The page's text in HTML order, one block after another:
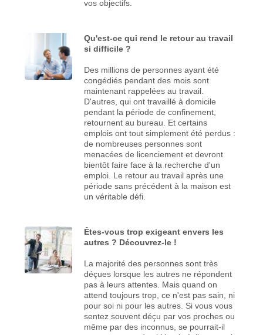
vos objectifs.
Qu'est-ce qui rend le retour au travail
si difficile ?
Des millions de personnes ayant été
congédiés pendant des mois sont
maintenant rappelées au travail.
D'autres, qui ont travaillé à domicile
pendant la période de confinement,
retournent au bureau. Et certains
emplois ont tout simplement été perdus :
de nombreuses personnes sont
menacées de licenciement et devront
bientôt faire face à la recherche d'un
emploi. Le retour au travail après une
période sans précédent à la maison est
un véritable défi.
Êtes-vous trop exigeant envers les
autres ? Découvrez-le !
La majorité des personnes sont très
déçues lorsque les autres ne répondent
pas à leurs attentes. Mais quand on
attend toujours trop, ce n'est pas sain, ni
pour soi ni pour les autres. Si vous vous
sentez souvent déçu par vos proches ou
même par des inconnus, se pourrait-il